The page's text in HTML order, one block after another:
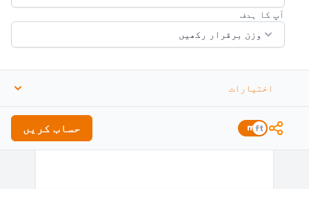
آپ کا ہدف
اختیارات
حساب کریں